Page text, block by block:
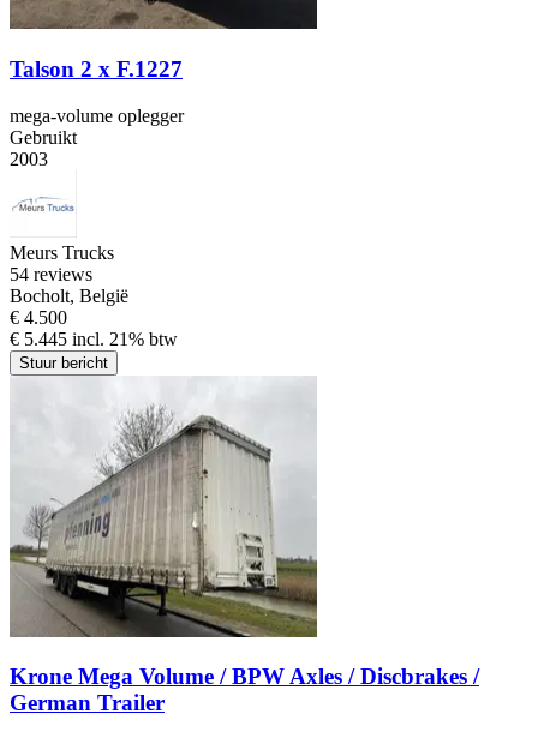
Talson 2 x F.1227
mega-volume oplegger
Gebruikt
2003
Meurs Trucks
54 reviews
Bocholt, België
€ 4.500
€ 5.445 incl. 21% btw
Stuur bericht
Krone Mega Volume / BPW Axles / Discbrakes /
German Trailer